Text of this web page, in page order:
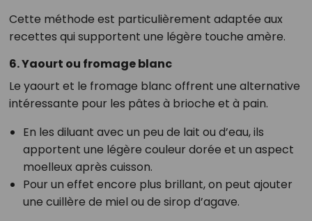
Cette méthode est particulièrement adaptée aux
recettes qui supportent une légère touche amère.
6. Yaourt ou fromage blanc
Le yaourt et le fromage blanc offrent une alternative
intéressante pour les pâtes à brioche et à pain.
En les diluant avec un peu de lait ou d’eau, ils
apportent une légère couleur dorée et un aspect
moelleux après cuisson.
Pour un effet encore plus brillant, on peut ajouter
une cuillère de miel ou de sirop d’agave.